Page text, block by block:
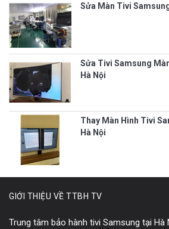
Sửa Màn Tivi
Sửa Tivi Samsung
Hà Nội
Thay Màn Hình Tivi
Hà Nội
GIỚI THIỆU VỀ TTBH TV
Trung tâm bảo hành tivi Samsung tại